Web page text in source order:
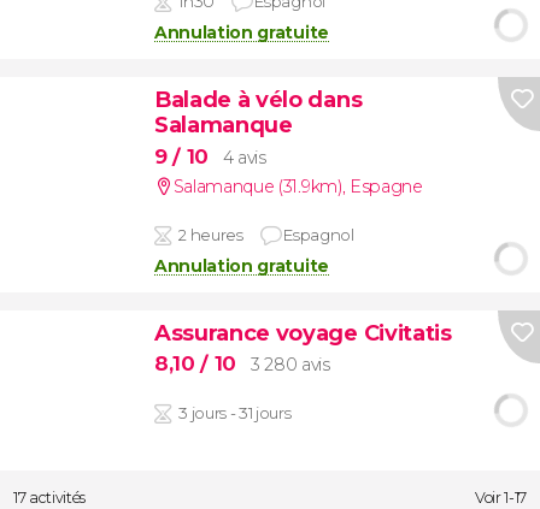
Annulation gratuite
Balade à vélo dans
Salamanque
9/ 10
4 avis
Salamanque (31.9km), Espagne
2 heures Espagnol
Annulation gratuite
Assurance voyage Civitatis
8,10/ 10 3 280 avis
3 jours - 31 jours
17 activités Voir 1-17